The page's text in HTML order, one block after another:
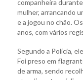
companheira
mulher, arrancando
e a jogou no chão.
anos, com vários
Segundo a Polícia,
Foi preso em
de arma, sendo